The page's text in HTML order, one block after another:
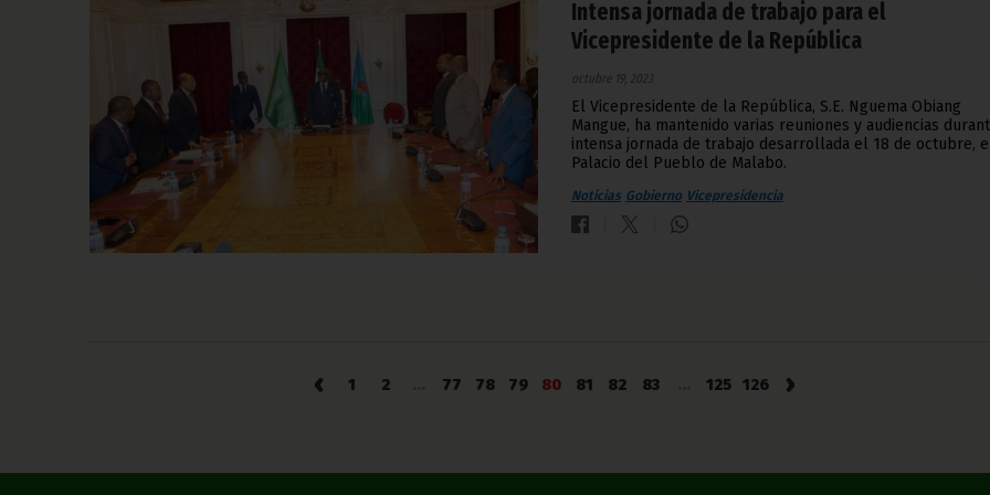
Intensa jornada de trabajo para el
Vicepresidente de la República
octubre 19, 2023
El Vicepresidente de la República, S.E. Nguema Obiang
Mangue, ha mantenido varias reuniones y audiencias
intensa jornada de trabajo desarrollada el 18 de octubre,
Palacio del Pueblo de Malabo.
Noticias Gobierno Vicepresidencia
‹ 1 2 77 78 79 80 81 82 83 125 126 ›